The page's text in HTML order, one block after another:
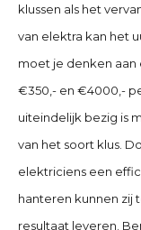
klussen als het
van elektra kan het
moet je denken aan
€350,- en €4000,-
uiteindelijk bezig is
van het soort klus.
elektriciens een
hanteren kunnen zij
resultaat leveren.